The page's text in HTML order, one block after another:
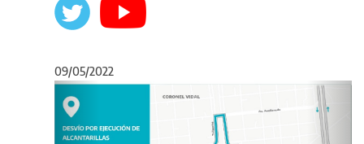
09/05/2022
Anterior